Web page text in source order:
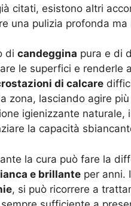
citati, esistono altri
una pulizia profonda
di candeggina pura e di
le superfici e renderle
di calcare
zona, lasciando agire
igienizzante naturale,
la capacità
la cura può fare la
e brillante per anni.
, si può ricorrere a